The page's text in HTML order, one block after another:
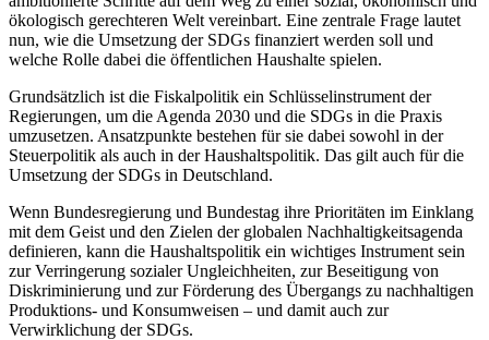
ökologisch gerechteren Welt vereinbart. Eine zentrale Frage lautet
nun, wie die Umsetzung der SDGs finanziert werden soll und
welche Rolle dabei die öffentlichen Haushalte spielen.
Grundsätzlich ist die Fiskalpolitik ein Schlüsselinstrument der
Regierungen, um die Agenda 2030 und die SDGs in die Praxis
umzusetzen. Ansatzpunkte bestehen für sie dabei sowohl in der
Steuerpolitik als auch in der Haushaltspolitik. Das gilt auch für die
Umsetzung der SDGs in Deutschland.
Wenn Bundesregierung und Bundestag ihre Prioritäten im Einklang
mit dem Geist und den Zielen der globalen Nachhaltigkeitsagenda
definieren, kann die Haushaltspolitik ein wichtiges Instrument sein
zur Verringerung sozialer Ungleichheiten, zur Beseitigung von
Diskriminierung und zur Förderung des Übergangs zu nachhaltigen
Produktions- und Konsumweisen – und damit auch zur
Verwirklichung der SDGs.